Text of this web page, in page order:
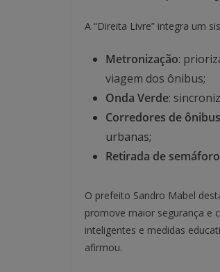
A “Direita Livre” integra um
Metronização:
viagem dos ônibus;
Onda Verde:
Corredores de
urbanas;
Retirada de
O prefeito Sandro Mabel
promove maior segurança e
inteligentes e medidas
afirmou.